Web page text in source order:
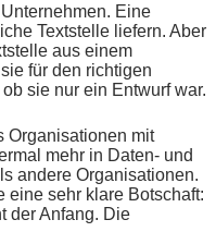
Eine
Textstelle liefern. Aber
aus einem
für den richtigen
sie nur ein Entwurf war.
Organisationen mit
mehr in Daten- und
andere Organisationen.
eine sehr klare Botschaft:
der Anfang. Die